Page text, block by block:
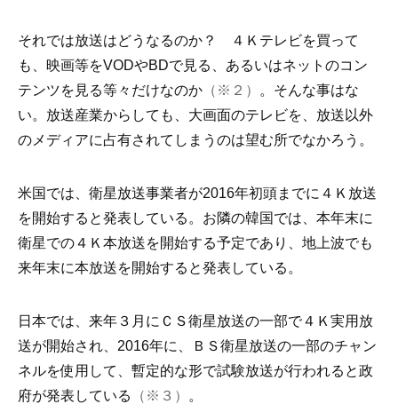
それでは放送はどうなるのか？ ４Ｋテレビを買って
も、映画等をVODやBDで見る、あるいはネットのコン
テンツを見る等々だけなのか （※２）
。そんな事はな
い。放送産業からしても、大画面のテレビを、放送以外
のメディアに占有されてしまうのは望む所でなかろう。
米国では、衛星放送事業者が2016年初頭までに４Ｋ放送
を開始すると発表している。お隣の韓国では、本年末に
衛星での４Ｋ本放送を開始する予定であり、地上波でも
来年末に本放送を開始すると発表している。
日本では、来年３月にＣＳ衛星放送の一部で４Ｋ実用放
送が開始され、2016年に、ＢＳ衛星放送の一部のチャン
ネルを使用して、暫定的な形で試験放送が行われると政
府が発表している
（※３） 。